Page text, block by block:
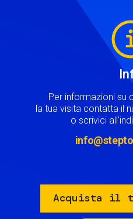
Per informazioni su
la tua visita contatta il
o scrivici
Acquista il